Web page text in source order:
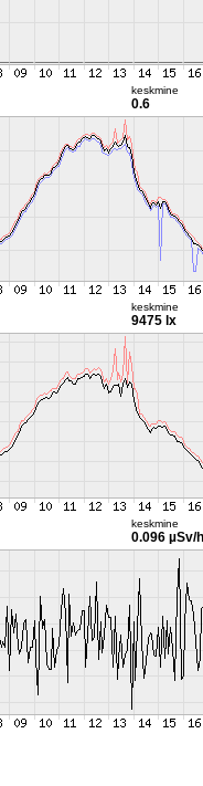
keskmine
0.6
keskmine
9475 lx
keskmine
0.096 µSv/h